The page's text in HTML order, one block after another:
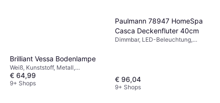
Brilliant Vessa Bodenlampe
Weiß, Kunststoff, Metall,
Lampensockel: E27
€ 64,99
9+ Shops
Paulmann 78947 HomeSpa
Casca Deckenfluter 40cm
Dimmbar, LED-Beleuchtung,
€ 96,04
9+ Shops